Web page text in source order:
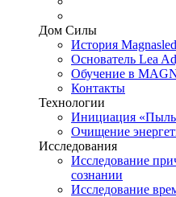
Дом Силы
История
Основатель Lea
Обучение в
Контакты
Технологии
Инициация
Очищение
Исследования
Исследование
сознании
Исследование